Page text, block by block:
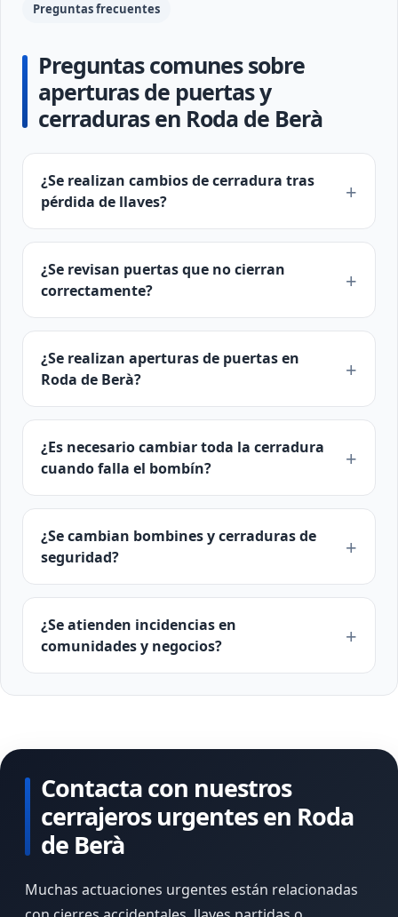
Preguntas frecuentes
Preguntas comunes sobre
aperturas de puertas y
cerraduras en Roda de Berà
¿Se realizan cambios de cerradura tras
pérdida de llaves?
¿Se revisan puertas que no cierran
correctamente?
¿Se realizan aperturas de puertas en
Roda de Berà?
¿Es necesario cambiar toda la cerradura
cuando falla el bombín?
¿Se cambian bombines y cerraduras de
seguridad?
¿Se atienden incidencias en
comunidades y negocios?
Contacta con nuestros
cerrajeros urgentes en Roda
de Berà
Muchas actuaciones urgentes están relacionadas